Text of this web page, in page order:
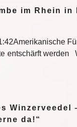
im Rhein in
entschärft werden
Winzerveedel
da!“